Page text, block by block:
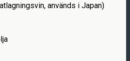
används i Japan)